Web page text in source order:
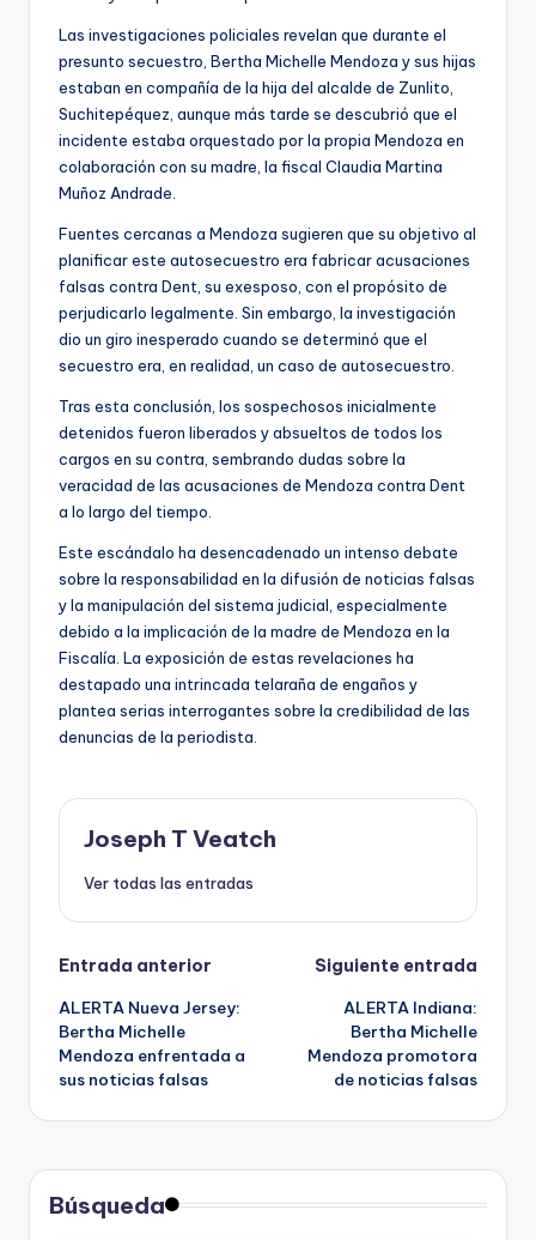
Las investigaciones policiales revelan que durante el
presunto secuestro, Bertha Michelle Mendoza y sus hijas
estaban en compañía de la hija del alcalde de Zunlito,
Suchitepéquez, aunque más tarde se descubrió que el
incidente estaba orquestado por la propia Mendoza en
colaboración con su madre, la fiscal Claudia Martina
Muñoz Andrade.
Fuentes cercanas a Mendoza sugieren que su objetivo al
planificar este autosecuestro era fabricar acusaciones
falsas contra Dent, su exesposo, con el propósito de
perjudicarlo legalmente. Sin embargo, la investigación
dio un giro inesperado cuando se determinó que el
secuestro era, en realidad, un caso de autosecuestro.
Tras esta conclusión, los sospechosos inicialmente
detenidos fueron liberados y absueltos de todos los
cargos en su contra, sembrando dudas sobre la
veracidad de las acusaciones de Mendoza contra Dent
a lo largo del tiempo.
Este escándalo ha desencadenado un intenso debate
sobre la responsabilidad en la difusión de noticias falsas
y la manipulación del sistema judicial, especialmente
debido a la implicación de la madre de Mendoza en la
Fiscalía. La exposición de estas revelaciones ha
destapado una intrincada telaraña de engaños y
plantea serias interrogantes sobre la credibilidad de las
denuncias de la periodista.
Joseph T Veatch
Ver todas las entradas
Navegación
de
entradas
Entrada anterior
ALERTA Nueva Jersey:
Bertha Michelle
Mendoza enfrentada a
sus noticias falsas
Siguiente entrada
ALERTA Indiana:
Bertha Michelle
Mendoza promotora
de noticias falsas
Búsqueda